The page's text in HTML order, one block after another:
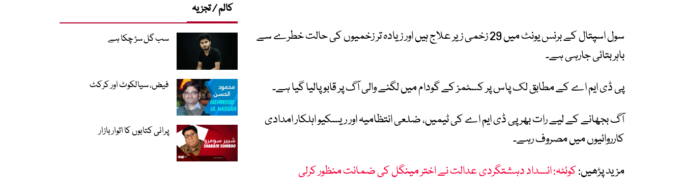
سول اسپتال کے برنس یونٹ میں 29 زخمی زیر علاج ہیں اور زیادہ تر زخمیوں کی حالت خطرے سے
باہر بتائی جارہی ہے۔
پی ڈی ایم اے کے مطابق لک پاس پر کسٹمز کے گودام میں لگنے والی آگ پر قابو پالیا گیا ہے۔
آگ بجھانے کے لیے رات بھر پی ڈی ایم اے کی ٹیمیں، ضلعی انتظامیہ اور ریسکیو اہلکار امدادی
کارروائیوں میں مصروف رہے۔
مزید پڑھیں:کوئٹہ: انسداد دہشتگردی عدالت نے اختر مینگل کی ضمانت منظور کرلی
کالم / تجزیہ
سب گل سڑ چکا ہے
فیض، سیالکوٹ اور کرکٹ
پرانی کتابوں کا اتوار بازار